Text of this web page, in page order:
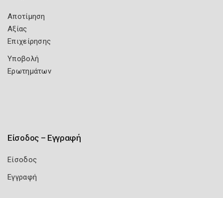
Αποτίμηση
Αξίας
Επιχείρησης
Υποβολή
Ερωτημάτων
Είσοδος – Εγγραφή
Είσοδος
Εγγραφή